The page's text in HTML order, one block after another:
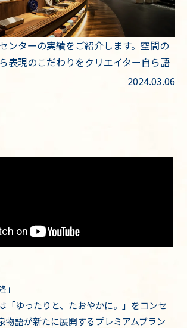
ンターの実績をご紹介します。空間の
表現のこだわりをクリエイター自ら語
2024.03.06
」
「ゆったりと、たおやかに。」をコンセ
物語が新たに展開するプレミアムブラン